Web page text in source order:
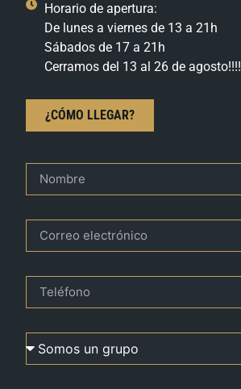
Horario de apertura:
De lunes a viernes de 13 a 21h
Sábados de 17 a 21h
Cerramos del 13 al 26 de agosto!!!!
¿CÓMO LLEGAR?